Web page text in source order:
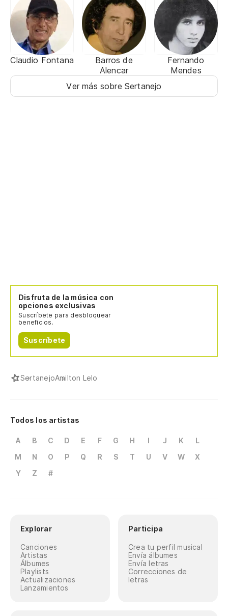
Claudio Fontana
Barros de
Alencar
Fernando
Mendes
Ver más sobre Sertanejo
Disfruta de la música con
opciones exclusivas
Suscríbete para desbloquear
beneficios.
Suscríbete
SertanejoAmilton Lelo
Todos los artistas
A B C D E F G H I J K
L
M
N O P Q R S T U V W
X
Y
Z #
Explorar
Canciones
Artistas
Álbumes
Playlists
Actualizaciones
Lanzamientos
Participa
Crea tu perfil musical
Envía álbumes
Envía letras
Correcciones de
letras